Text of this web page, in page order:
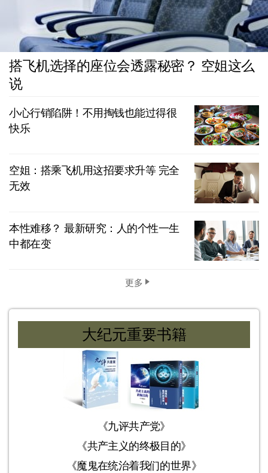
搭飞机选择的座位会透露秘密？ 空姐这么
说
小心行销陷阱！不用掏钱也能过得很
快乐
空姐：搭乘飞机用这招要求升等 完全
无效
本性难移？ 最新研究：人的个性一生
中都在变
更多
大纪元重要书籍
《九评共产党》
《共产主义的终极目的》
《魔鬼在统治着我们的世界》